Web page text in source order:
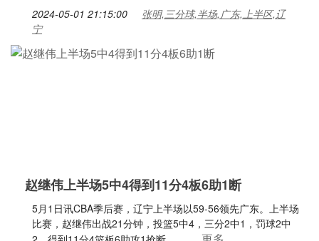
2024-05-01 21:15:00
张明,三分球,半场,广东,上半区,辽
宁
赵继伟上半场5中4得到11分4板6助1断
5月1日讯CBA季后赛，辽宁上半场以59-56领先广东。上半场
比赛，赵继伟出战21分钟，投篮5中4，三分2中1，罚球2中